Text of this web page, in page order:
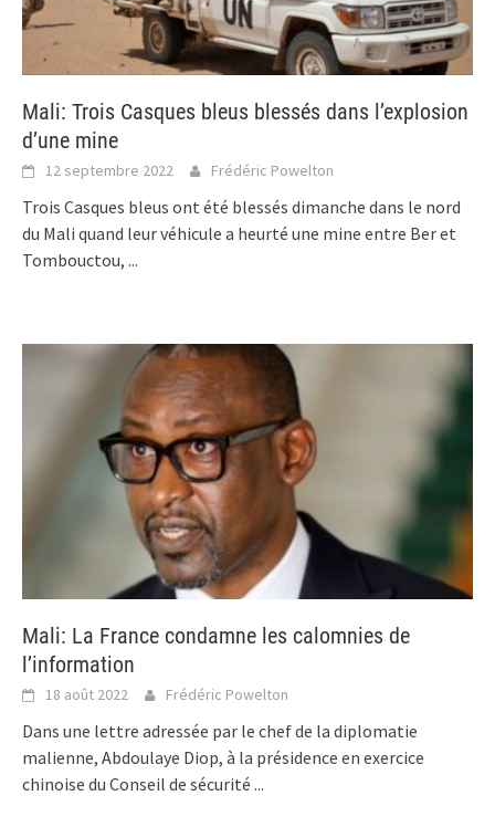
Mali: Trois Casques bleus blessés dans l’explosion
d’une mine
12 septembre 2022 Frédéric Powelton
Trois Casques bleus ont été blessés dimanche dans le nord
du Mali quand leur véhicule a heurté une mine entre Ber et
Tombouctou, ...
Mali: La France condamne les calomnies de
l’information
18 août 2022 Frédéric Powelton
Dans une lettre adressée par le chef de la diplomatie
malienne, Abdoulaye Diop, à la présidence en exercice
chinoise du Conseil de sécurité ...